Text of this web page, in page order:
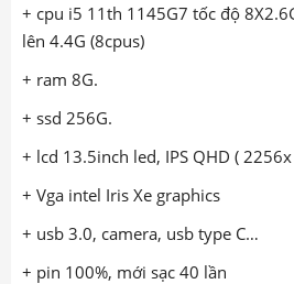
+ cpu i5 11th 1145G7 tốc độ
lên 4.4G (8cpus)
+ ram 8G.
+ ssd 256G.
+ lcd 13.5inch led, IPS QHD (
+ Vga intel Iris Xe graphics
+ usb 3.0, camera, usb type C…
+ pin 100%, mới sạc 40 lần